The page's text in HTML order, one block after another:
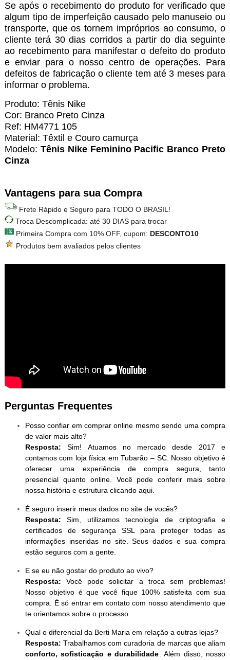
Se após o recebimento do produto for verificado que
algum tipo de imperfeição causado pelo manuseio ou
transporte, que os tornem impróprios ao consumo, o
cliente terá 30 dias corridos a partir do dia seguinte
ao recebimento para manifestar o defeito do produto
e enviar para o nosso centro de operações. Para
defeitos de fabricação o cliente tem até 3 meses para
informar o problema.
Produto: Tênis Nike
Cor: Branco Preto Cinza
Ref: HM4771 105
Material: Têxtil e Couro camurça
Modelo: Tênis Nike Feminino Pacific Branco Preto
Cinza
Vantagens para sua Compra
Frete Rápido e Seguro para TODO O BRASIL!
Troca Descomplicada: até 30 DIAS para trocar
Primeira Compra com 10% OFF, cupom: DESCONTO10
Produtos bem avaliados pelos clientes
Perguntas Frequentes
Posso confiar em comprar online mesmo sendo uma compra
de valor mais alto?
Resposta: Sim! Atuamos no mercado desde 2017 e
contamos com loja física em Tubarão – SC. Nosso objetivo é
oferecer uma experiência de compra segura, tanto
presencial quanto online. Você pode conferir mais sobre
nossa história e estrutura clicando aqui.
É seguro inserir meus dados no site de vocês?
Resposta: Sim, utilizamos tecnologia de criptografia e
certificados de segurança SSL para proteger todas as
informações inseridas no site. Seus dados e sua compra
estão seguros com a gente.
E se eu não gostar do produto ao vivo?
Resposta: Você pode solicitar a troca sem problemas!
Nosso objetivo é que você fique 100% satisfeita com sua
compra. É só entrar em contato com nosso atendimento que
te orientamos sobre o processo.
Qual o diferencial da Berti Maria em relação a outras lojas?
Resposta: Trabalhamos com curadoria de marcas que aliam
conforto, sofisticação e durabilidade. Além disso, nosso